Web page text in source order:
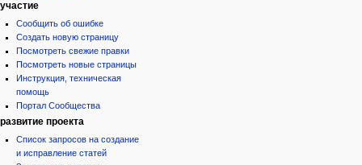
участие
Сообщить об ошибке
Создать новую страницу
Посмотреть свежие правки
Посмотреть новые страницы
Инструкция, техническая
помощь
Портал Сообщества
развитие проекта
Список запросов на создание
и исправление статей